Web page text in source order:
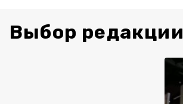
Выбор редакции